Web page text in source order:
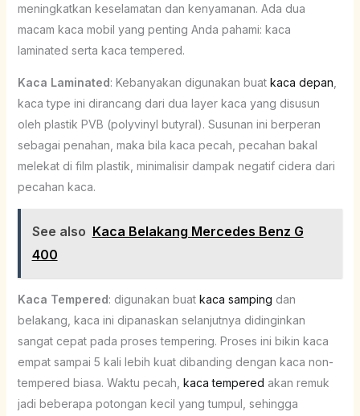
meningkatkan keselamatan dan kenyamanan. Ada dua
macam kaca mobil yang penting Anda pahami: kaca
laminated serta kaca tempered.
Kaca Laminated: Kebanyakan digunakan buat kaca depan
kaca type ini dirancang dari dua layer kaca yang disusun
oleh plastik PVB (polyvinyl butyral). Susunan ini berperan
sebagai penahan, maka bila kaca pecah, pecahan bakal
melekat di film plastik, minimalisir dampak negatif cidera dari
pecahan kaca.
See also Kaca Belakang Mercedes Benz G
400
Kaca Tempered: digunakan buat kaca samping dan
belakang, kaca ini dipanaskan selanjutnya didinginkan
sangat cepat pada proses tempering. Proses ini bikin kaca
empat sampai 5 kali lebih kuat dibanding dengan kaca non-
tempered biasa. Waktu pecah, kaca tempered akan remuk
jadi beberapa potongan kecil yang tumpul, sehingga